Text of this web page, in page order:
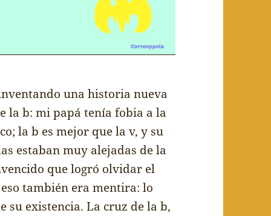
una historia nueva
la b: mi papá tenía fobia a la
la b es mejor que la v, y su
estaban muy alejadas de la
que logró olvidar el
también era mentira: lo
su existencia. La cruz de la b,